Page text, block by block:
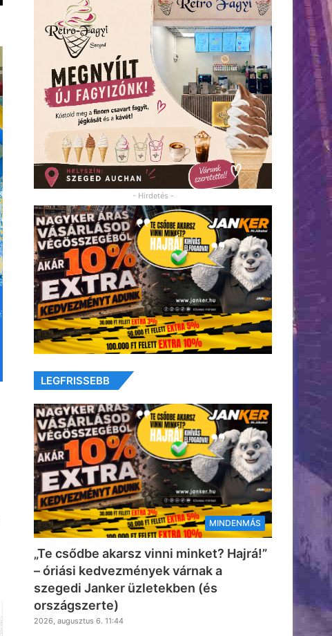
- Hirdetés -
LEGFRISSEBB
MINDENMÁS
„Te csődbe akarsz vinni minket? Hajrá!”
– óriási kedvezmények várnak a
szegedi Janker üzletekben (és
országszerte)
2026, augusztus 6. 11:44